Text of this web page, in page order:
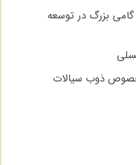
گامی بزرگ در توسعه
ذوب سیالات